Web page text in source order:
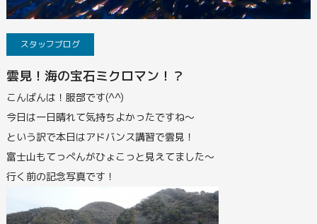
スタッフブログ
雲見！海の宝石ミクロマン！？
こんばんは！服部です(^^)
今日は一日晴れて気持ちよかったですね～
という訳で本日はアドバンス講習で雲見！
富士山もてっぺんがひょこっと見えてました～
行く前の記念写真です！